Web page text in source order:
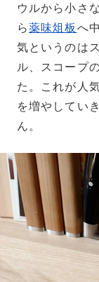
ウルから小さ
ら薬味俎板 へ
気というのは
ル、スコープ
た。これが人
を増やしてい
ん。